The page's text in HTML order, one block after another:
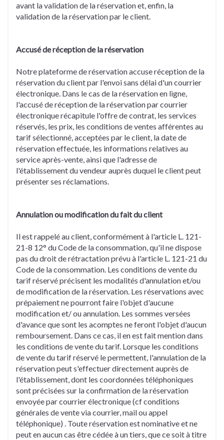
avant la validation de la réservation et, enfin, la
validation de la réservation par le client.
Accusé de réception de la réservation
Notre plateforme de réservation accuse réception de la
réservation du client par l'envoi sans délai d'un courrier
électronique. Dans le cas de la réservation en ligne,
l'accusé de réception de la réservation par courrier
électronique récapitule l'offre de contrat, les services
réservés, les prix, les conditions de ventes afférentes au
tarif sélectionné, acceptées par le client, la date de
réservation effectuée, les informations relatives au
service après-vente, ainsi que l'adresse de
l'établissement du vendeur auprès duquel le client peut
présenter ses réclamations.
Annulation ou modification du fait du client
Il est rappelé au client, conformément à l'article L. 121-
21-8 12° du Code de la consommation, qu'il ne dispose
pas du droit de rétractation prévu à l'article L. 121-21 du
Code de la consommation. Les conditions de vente du
tarif réservé précisent les modalités d'annulation et/ou
de modification de la réservation. Les réservations avec
prépaiement ne pourront faire l'objet d'aucune
modification et/ ou annulation. Les sommes versées
d'avance que sont les acomptes ne feront l'objet d'aucun
remboursement. Dans ce cas, il en est fait mention dans
les conditions de vente du tarif. Lorsque les conditions
de vente du tarif réservé le permettent, l'annulation de la
réservation peut s'effectuer directement auprès de
l'établissement, dont les coordonnées téléphoniques
sont précisées sur la confirmation de la réservation
envoyée par courrier électronique (cf conditions
générales de vente via courrier, mail ou appel
téléphonique) . Toute réservation est nominative et ne
peut en aucun cas être cédée à un tiers, que ce soit à titre